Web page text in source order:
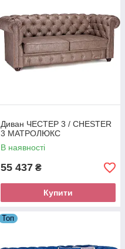
Диван ЧЕСТЕР 3 / CHESTER
3 МАТРОЛЮКС
В наявності
55 437 ₴
Купити
Топ